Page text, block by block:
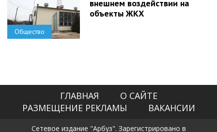
Общество
внешнем воздействии на
объекты ЖКХ
ГЛАВНАЯ
О САЙТЕ
РАЗМЕЩЕНИЕ РЕКЛАМЫ
ВАКАНСИИ
Сетевое издание "Арбуз". Зарегистрировано в